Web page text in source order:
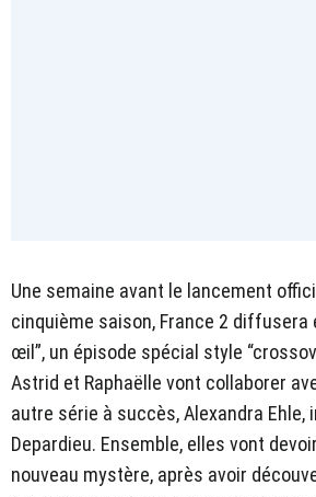
Une semaine avant le lancement
cinquième saison, France 2
œil”, un épisode spécial style
Astrid et Raphaëlle vont collaborer
autre série à succès, Alexandra Ehle,
Depardieu. Ensemble, elles vont
nouveau mystère, après avoir